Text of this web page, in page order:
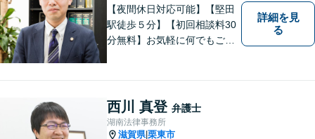
ます。
【夜間休日対応可能】【堅田
駅徒歩５分】【初回相談料30
分無料】お気軽に何でもご相
詳細を見
る
西川 真登 弁護士
湖南法律事務所
滋賀県|栗東市